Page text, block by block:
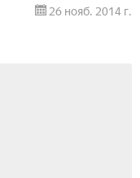
26 нояб. 2014 г.